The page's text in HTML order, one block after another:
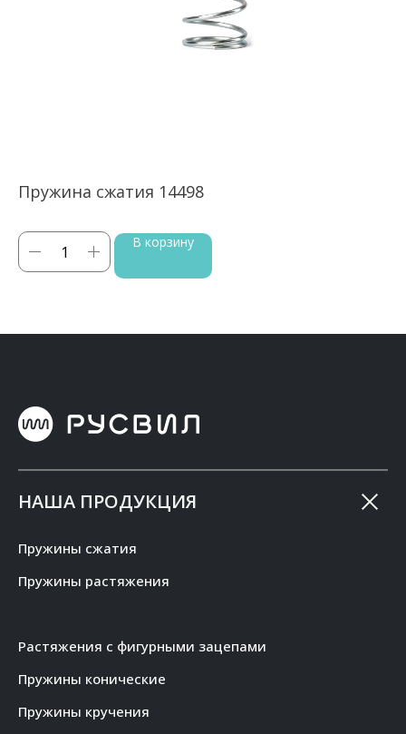
Пружина сжатия 14498
В корзину
НАША ПРОДУКЦИЯ
Пружины сжатия
Пружины растяжения
Растяжения с фигурными зацепами
Пружины конические
Пружины кручения